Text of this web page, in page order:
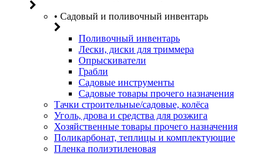
• Садовый и поливочный инвентарь
Поливочный инвентарь
Лески, диски для триммера
Опрыскиватели
Грабли
Садовые инструменты
Садовые товары прочего назначения
Тачки строительные/садовые, колёса
Уголь, дрова и средства для розжига
Хозяйственные товары прочего назначения
Поликарбонат, теплицы и комплектующие
Пленка полиэтиленовая